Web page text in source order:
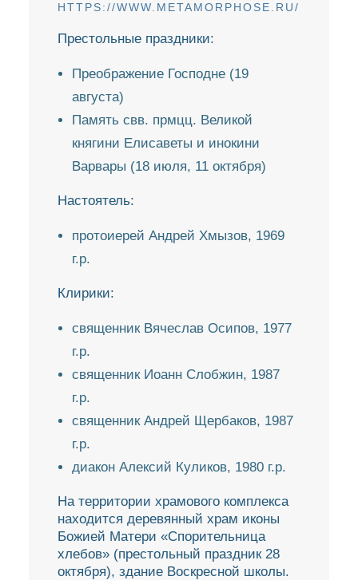
СЕРГИЕВО-ПОСАДСКОЙ
HTTPS://WWW.METAMORPHOSE.RU/
Престольные праздники:
Преображение Господне (19
августа)
Память свв. прмцц. Великой
княгини Елисаветы и инокини
Варвары (18 июля, 11 октября)
Настоятель:
протоиерей Андрей Хмызов, 1969
г.р.
Клирики:
священник Вячеслав Осипов, 1977
г.р.
священник Иоанн Слобжин, 1987
г.р.
священник Андрей Щербаков, 1987
г.р.
диакон Алексий Куликов, 1980 г.р.
На территории храмового комплекса
находится деревянный храм иконы
Божией Матери «Спорительница
хлебов» (престольный праздник 28
октября), здание Воскресной школы.